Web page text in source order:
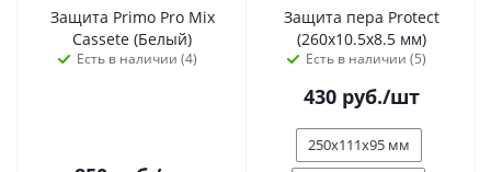
Защита Primo Pro Mix
Cassete (Белый)
Есть в наличии (4)
Защита пера Protect
(260х10.5х8.5 мм)
Есть в наличии (5)
430руб./шт
250х111х95 мм